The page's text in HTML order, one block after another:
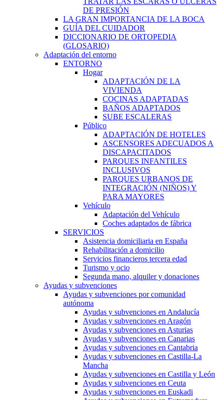
DE PRESIÓN
LA GRAN IMPORTANCIA DE LA BOCA
GUÍA DEL CUIDADOR
DICCIONARIO DE ORTOPEDIA
(GLOSARIO)
Adaptación del entorno
ENTORNO
Hogar
ADAPTACIÓN DE LA
VIVIENDA
COCINAS ADAPTADAS
BAÑOS ADAPTADOS
SUBE ESCALERAS
Público
ADAPTACIÓN DE HOTELES
ASCENSORES ADECUADOS A
DISCAPACITADOS
PARQUES INFANTILES
INCLUSIVOS
PARQUES URBANOS DE
INTEGRACIÓN (NIÑOS) Y
PARA MAYORES
Vehículo
Adaptación del Vehículo
Coches adaptados de fábrica
SERVICIOS
Asistencia domiciliaria en España
Rehabilitación a domicilio
Servicios financieros tercera edad
Turismo y ocio
Segunda mano, alquiler y donaciones
Ayudas y subvenciones
Ayudas y subvenciones por comunidad
autónoma
Ayudas y subvenciones en Andalucía
Ayudas y subvenciones en Aragón
Ayudas y subvenciones en Asturias
Ayudas y subvenciones en Canarias
Ayudas y subvenciones en Cantabria
Ayudas y subvenciones en Castilla-La
Mancha
Ayudas y subvenciones en Castilla y León
Ayudas y subvenciones en Ceuta
Ayudas y subvenciones en Euskadi